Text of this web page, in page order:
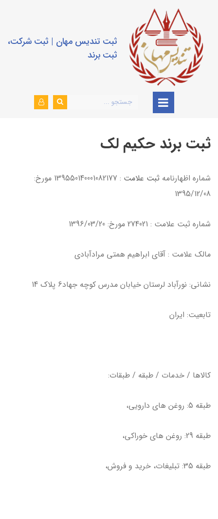
ثبت تندیس مهان | ثبت شرکت،
ثبت برند
ثبت برند حکیم لک
شماره اظهارنامه ثبت علامت
: 139550140001082177 مورخ:
1395/12/08
شماره ثبت علامت : 274021 مورخ: 1396/03/20
مالك علامت : آقاي ابراهيم همتي مرادآبادي
نشاني: نورآباد لرستان خيابان مدرس كوچه جهاد6 پلاك 14
تابعيت: ايران
كالاها / خدمات / طبقه / طبقات:
طبقه 5: روغن هاي دارويي،
طبقه 29: روغن هاي خوراكي،
طبقه 35: تبليغات، خريد و فروش،